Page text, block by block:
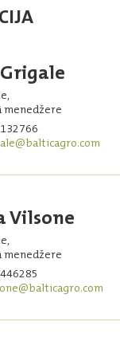
menedžere
Vilsone
menedžere